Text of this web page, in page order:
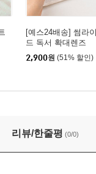
[예스24배송] 썸라
드 독서 확대렌즈
2,900원 (51% 할인)
하우어〉 필사 노
리뷰/한줄평 (0/0)